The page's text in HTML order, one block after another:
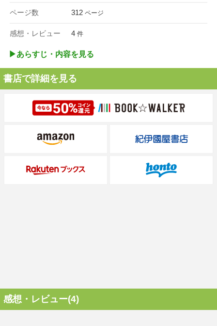
ページ数 312 ページ
感想・レビュー 4 件
▶︎あらすじ・内容を見る
書店で詳細を見る
感想・レビュー(4)